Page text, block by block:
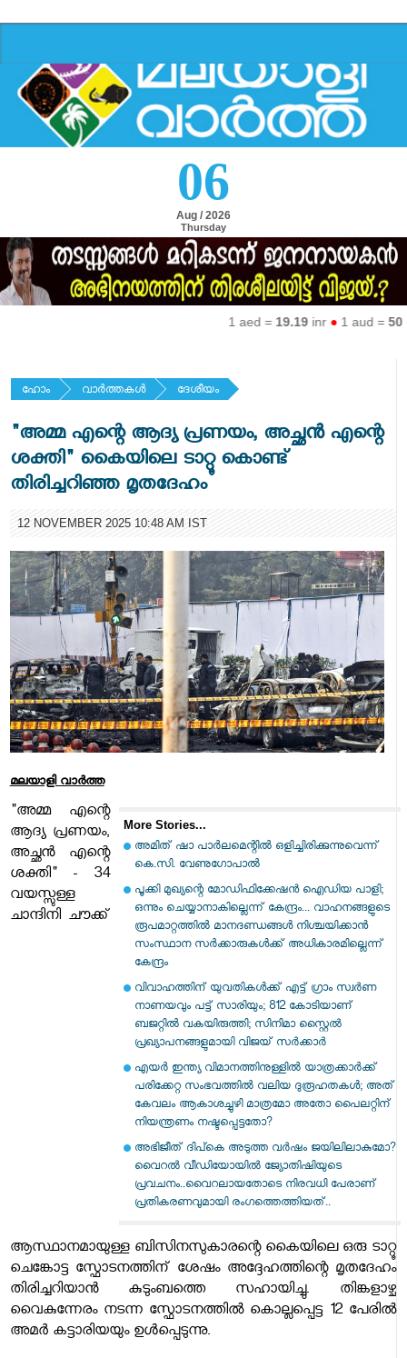
06
Aug / 2026
Thursday
1 aed =19.19inr ●1 aud =50.27
ഹോം വാര്‍ത്തകള്‍ ദേശീയം
"അമ്മ എന്റെ ആദ്യ പ്രണയം, അച്ഛൻ എന്റെ
ശക്തി" കൈയിലെ ടാറ്റൂ കൊണ്ട്
തിരിച്ചറിഞ്ഞ മൃതദേഹം
12 NOVEMBER 2025 10:48 AM IST
മലയാളി വാര്‍ത്ത
More Stories...
അമിത് ഷാ പാര്‍ലമെന്റില്‍ ഒളിച്ചിരിക്കുന്നുവെന്ന്
കെ.സി. വേണുഗോപാല്‍
പൂക്കി മുഖ്യന്റെ മോഡിഫിക്കേഷൻ ഐഡിയ പാളി;
ഒന്നും ചെയ്യാനാകില്ലെന്ന് കേന്ദ്രം... വാഹനങ്ങളുടെ
രൂപമാറ്റത്തില്‍ മാനദണ്ഡങ്ങള്‍ നിശ്ചയിക്കാന്‍
സംസ്ഥാന സര്‍ക്കാരുകള്‍ക്ക് അധികാരമില്ലെന്ന്
കേന്ദ്രം
വിവാഹത്തിന് യുവതികള്‍ക്ക് എട്ട് ഗ്രാം സ്വർണ
നാണയവും പട്ട് സാരിയും; 812 കോടിയാണ്
ബജറ്റില്‍ വകയിരുത്തി; സിനിമാ സ്റ്റൈൽ
പ്രഖ്യാപനങ്ങളുമായി വിജയ് സർക്കാർ
എയര്‍ ഇന്ത്യ വിമാനത്തിനുള്ളില്‍ യാത്രക്കാര്‍ക്ക്
പരിക്കേറ്റ സംഭവത്തില്‍ വലിയ ദുരൂഹതകള്‍; അത്
കേവലം ആകാശച്ചുഴി മാത്രമോ അതോ പൈലറ്റിന്
നിയന്ത്രണം നഷ്ടപ്പെട്ടതോ?
അഭിജീത് ദിപ്കെ അടുത്ത വർഷം ജയിലിലാകുമോ?
വൈറൽ വീഡിയോയിൽ ജ്യോതിഷിയുടെ
പ്രവചനം..വൈറലായതോടെ നിരവധി പേരാണ്
പ്രതികരണവുമായി രംഗത്തെത്തിയത്..
"അമ്മ എന്റെ
ആദ്യ പ്രണയം,
അച്ഛൻ എന്റെ
ശക്തി" - 34
വയസ്സുള്ള
ചാന്ദിനി ചൗക്ക്
ആസ്ഥാനമായുള്ള ബിസിനസുകാരന്റെ കൈയിലെ ഒരു ടാറ്റൂ
ചെങ്കോട്ട സ്ഫോടനത്തിന് ശേഷം അദ്ദേഹത്തിന്റെ മൃതദേഹം
തിരിച്ചറിയാൻ കുടുംബത്തെ സഹായിച്ചു. തിങ്കളാഴ്ച
വൈകുന്നേരം നടന്ന സ്ഫോടനത്തിൽ കൊല്ലപ്പെട്ട 12 പേരിൽ
അമർ കട്ടാരിയയും ഉൾപ്പെടുന്നു.